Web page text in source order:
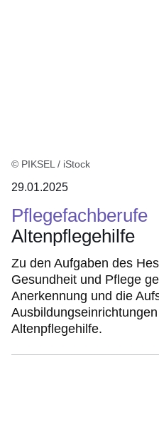
© PIKSEL / iStock
29.01.2025
Pflegefachberufe
Altenpflegehilfe
Zu den Aufgaben des
Gesundheit und Pflege
Anerkennung und die
Altenpflegehilfe.